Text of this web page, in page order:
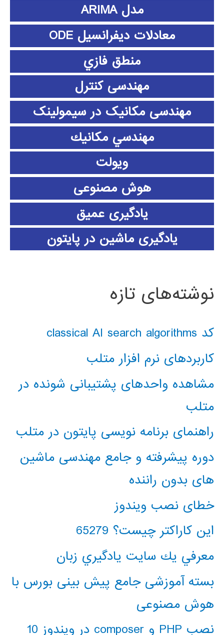
مدل ARIMA
معادلات دیفرانسیل ODE
منطق فازي
مهندسی کنترل
مهندسی مکانیک در سیمولینک
مهندسي مكانيك
ویولت
هوش مصنوعی
یادگیری عمیق
یادگیری ماشین در پایتون
نوشته‌های تازه
کد classical AI search algorithms
کاربردهای نرم افزار متلب
مشاهده واحدهای پشتیبانی شونده در
متلب
راهنمای برنامه نویسی پایتون در متلب
دوره پیشرفته و جامع مهندسی ماشین
های بدون راننده
خطای نصب ویندوز
این کاراکتر چیست؟ 65279
معرفي يك سايت يادگيري زبان
بسته آموزشی جامع پیش بینی بورس با
هوش مصنوعی
نصب PHP و composer در ویندوز 10